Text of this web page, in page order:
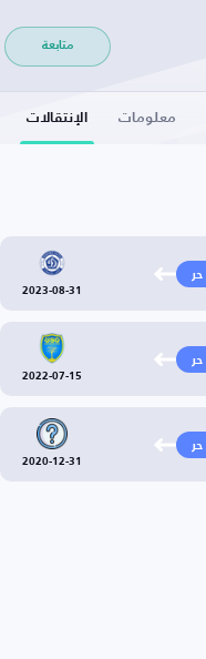
متابعة
معلومات الإنتقالات
حر
2023-08-31
حر
2022-07-15
حر
2020-12-31